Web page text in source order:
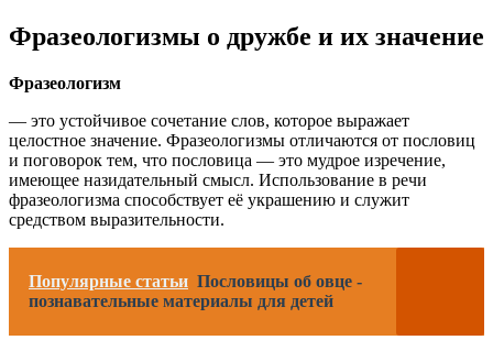
Фразеологизмы о дружбе и их значение
Фразеологизм
— это устойчивое сочетание слов, которое выражает
целостное значение. Фразеологизмы отличаются от пословиц
и поговорок тем, что пословица — это мудрое изречение,
имеющее назидательный смысл. Использование в речи
фразеологизма способствует её украшению и служит
средством выразительности.
Популярные статьи Пословицы об овце -
познавательные материалы для детей